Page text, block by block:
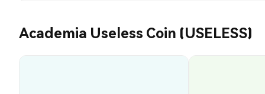
Academia Useless Coin (USELESS)